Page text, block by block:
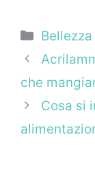
Categorie
Bellezza
che
Cosa si